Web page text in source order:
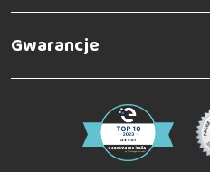
Gwarancje